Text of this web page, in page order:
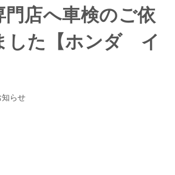
店へ車検のご依
した【ホンダ イ
知らせ